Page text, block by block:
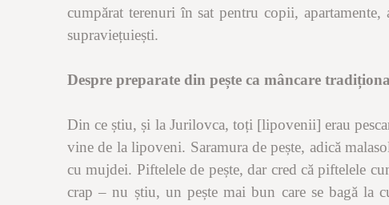
cumpărat terenuri în sat pentru copii,
supraviețuiești.
Despre preparate din pește ca mâncare
Din ce știu, și la Jurilovca, toți [lipovenii] erau
vine de la lipoveni. Saramura de pește, adică
cu mujdei. Piftelele de pește, dar cred că piftelele
crap – nu știu, un pește mai bun care se bagă la